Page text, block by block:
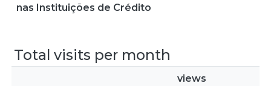
nas Instituições de Crédito
Total visits per month
views